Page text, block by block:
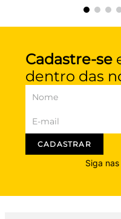
Cadastre-se
dentro das
CADASTRAR
Siga